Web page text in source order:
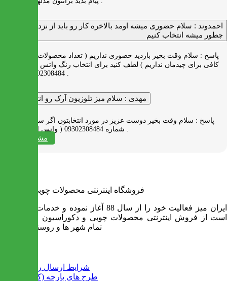
احمدوند : سلام حضوری میشه اومد بالاخره کار رو باید از نزدیک دید
چطور میشه انتخاب کنیم
پاسخ : سلام وقت بخیر بازدید حضوری نداریم ( تعداد محصولات زیاد و فضای
کافی برای چیدمان نداریم ) لطف کنید برای انتخاب رنگ واتس اپ به شماره
مهدی : سلام میز تلوزیون آرک رو انتخاب کردم
پاسخ : سلام وقت بخیر دوست عزیز در مورد انتخابتون اگر سوالی دارید به
شماره 09302308484 ( واتس اپ ) پیام بدید .
مشاهده همه
فروشگاه اینترنتی محصولات چوبی ایران میز
ایران میز فعالیت خود را از سال 88 آغاز نموده و خدمات آن عبارت
است از فروش اینترنتی محصولات چوبی و دکوراسیون و ارسال به
تمام شهر ها و روستاهای کشور
شرایط ارسال رایگان
طرح های پارچه (کالیته)